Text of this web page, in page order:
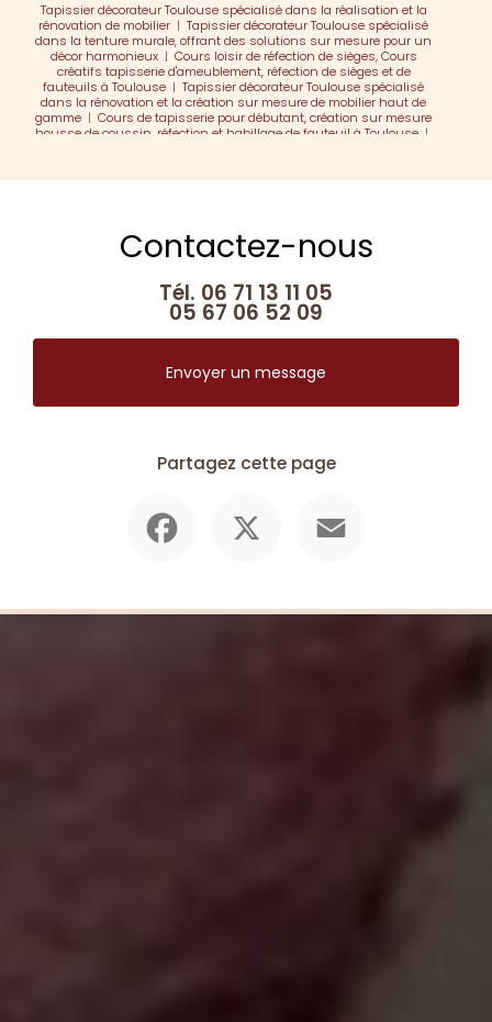
Tapissier décorateur Toulouse spécialisé dans la réalisation et la
rénovation de mobilier |Tapissier décorateur Toulouse spécialisé
dans la tenture murale, offrant des solutions sur mesure pour un
décor harmonieux| Cours loisir de réfection de sièges, Cours
créatifs tapisserie d'ameublement, réfection de sièges et de
fauteuils à Toulouse |Tapissier décorateur Toulouse spécialisé
dans la rénovation et la création sur mesure de mobilier haut de
gamme |Cours de tapisserie pour débutant, création sur mesure
housse de coussin, réfection et habillage de fauteuil à Toulouse |
spécialisé dans la réalisation de rideaux et parois
Contactez-nous
Tél. 06 71 13 11 05
05 67 06 52 09
Envoyer un message
Partagez cette page